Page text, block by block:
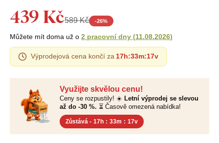
Využijte skvělou cenu!
Ceny se rozpustily! ☀️ Letní výprodej se slevou
až do -30 %. ⏳ Časově omezená nabídka!
Zůstává - 17h : 33m : 16v
439 Kč589 Kč -26%
Můžete mít doma už o 2 pracovní dny (11.08.2026)
Výprodejová cena končí za 17h:33m:16v